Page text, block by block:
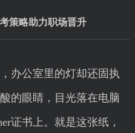
策略助力职场晋升
办公室里的灯却还固执
的眼睛，目光落在电脑
证书上。就是这张纸，